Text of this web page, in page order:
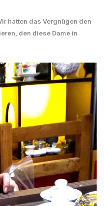
hatten das Vergnügen den
den diese Dame in